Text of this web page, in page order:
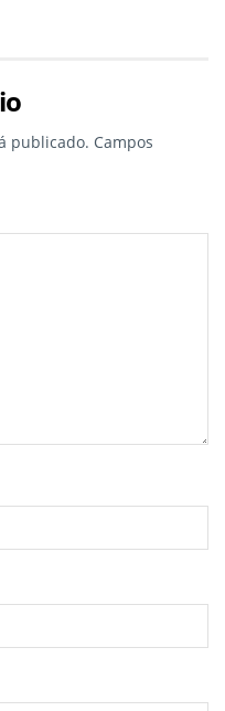
publicado. Campos